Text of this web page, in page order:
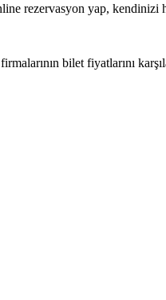
rezervasyon yap, kendinizi
bilet fiyatlarını